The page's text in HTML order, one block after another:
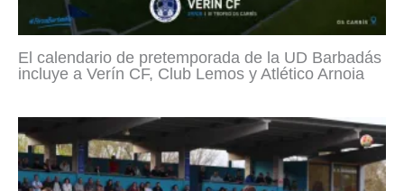
El calendario de pretemporada de la UD Barbadás
incluye a Verín CF, Club Lemos y Atlético Arnoia